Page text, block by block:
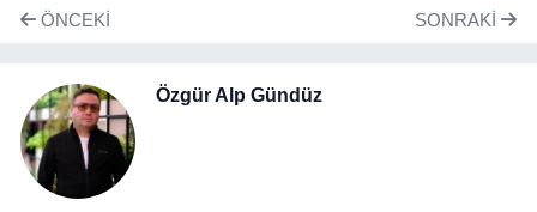
ÖNCEKI SONRAKI
Özgür Alp Gündüz